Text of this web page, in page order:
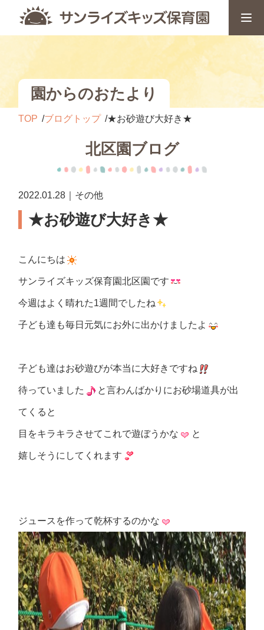
園からのおたより
TOP ブログトップ ★お砂遊び大好き★
北区園ブログ
2022.01.28｜その他
★お砂遊び大好き★
こんにちは
サンライズキッズ保育園北区園です
今週はよく晴れた1週間でしたね
子ども達も毎日元気にお外に出かけましたよ
子ども達はお砂遊びが本当に大好きですね
待っていました と言わんばかりにお砂場道具が出
てくると
目をキラキラさせてこれで遊ぼうかな と
嬉しそうにしてくれます
ジュースを作って乾杯するのかな